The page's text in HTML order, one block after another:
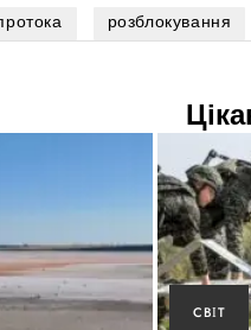
розблокування
СВІТ